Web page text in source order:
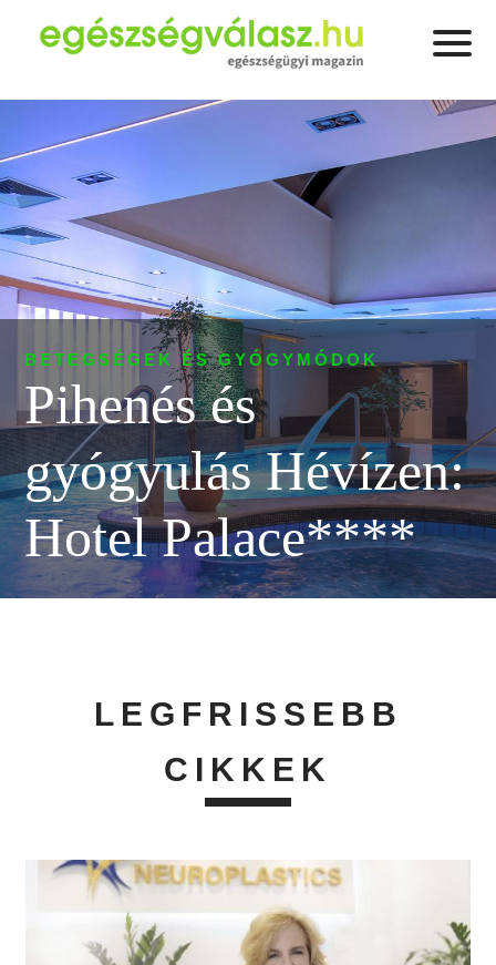
BETEGSÉGEK ÉS GYÓGYMÓDOK
Pihenés és
gyógyulás Hévízen:
Hotel Palace****
LEGFRISSEBB
CIKKEK